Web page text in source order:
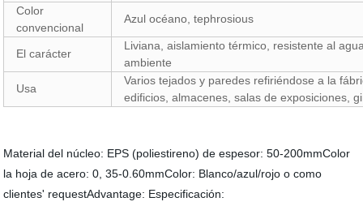
Color
convencional
Azul océano, tephrosious
El carácter
Liviana, aislamiento térmico, resistente al
ambiente
Usa
Varios tejados y paredes refiriéndose a la
edificios, almacenes, salas de exposiciones,
Material del núcleo: EPS (poliestireno) de espesor: 50-200mmColor
la hoja de acero: 0, 35-0.60mmColor: Blanco/azul/rojo o como
clientes' requestAdvantage: Especificación: